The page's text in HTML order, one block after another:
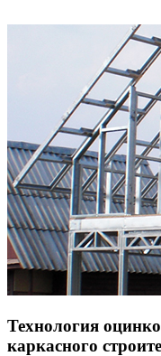
Технология
каркасного